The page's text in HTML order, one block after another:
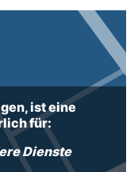
ist eine
für:
Dienste